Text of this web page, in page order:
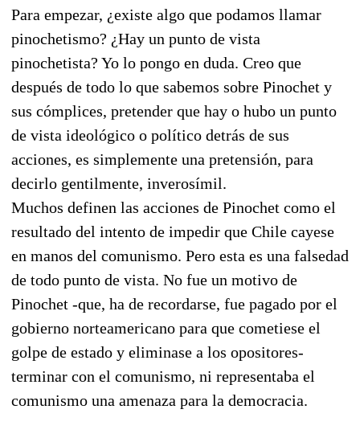
Para empezar, ¿existe algo que podamos llamar
pinochetismo? ¿Hay un punto de vista
pinochetista? Yo lo pongo en duda. Creo que
después de todo lo que sabemos sobre Pinochet y
sus cómplices, pretender que hay o hubo un punto
de vista ideológico o político detrás de sus
acciones, es simplemente una pretensión, para
decirlo gentilmente, inverosímil.
Muchos definen las acciones de Pinochet como el
resultado del intento de impedir que Chile cayese
en manos del comunismo. Pero esta es una falsedad
de todo punto de vista. No fue un motivo de
Pinochet -que, ha de recordarse, fue pagado por el
gobierno norteamericano para que cometiese el
golpe de estado y eliminase a los opositores-
terminar con el comunismo, ni representaba el
comunismo una amenaza para la democracia.